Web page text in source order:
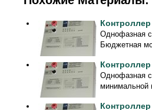
Однофазная
Бюджетная
Однофазная
минимальной